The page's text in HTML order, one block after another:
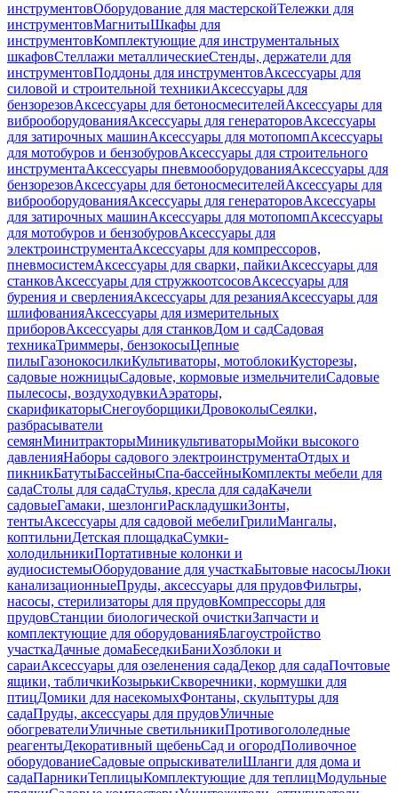
инструментовОборудование для мастерскойТележки для
инструментовМагнитыШкафы для
инструментовКомплектующие для инструментальных
шкафовСтеллажи металлическиеСтенды, держатели для
инструментовПоддоны для инструментовАксессуары для
силовой и строительной техникиАксессуары для
бензорезовАксессуары для бетоносмесителейАксессуары для
виброоборудованияАксессуары для генераторовАксессуары
для затирочных машинАксессуары для мотопомпАксессуары
для мотобуров и бензобуровАксессуары для строительного
инструментаАксессуары пневмооборудованияАксессуары для
бензорезовАксессуары для бетоносмесителейАксессуары для
виброоборудованияАксессуары для генераторовАксессуары
для затирочных машинАксессуары для мотопомпАксессуары
для мотобуров и бензобуровАксессуары для
электроинструментаАксессуары для компрессоров,
пневмосистемАксессуары для сварки, пайкиАксессуары для
станковАксессуары для стружкоотсосовАксессуары для
бурения и сверленияАксессуары для резанияАксессуары для
шлифованияАксессуары для измерительных
приборовАксессуары для станковДом и садСадовая
техникаТриммеры, бензокосыЦепные
пилыГазонокосилкиКультиваторы, мотоблокиКусторезы,
садовые ножницыСадовые, кормовые измельчителиСадовые
пылесосы, воздуходувкиАэраторы,
скарификаторыСнегоуборщикиДровоколыСеялки,
разбрасыватели
семянМинитракторыМиникультиваторыМойки высокого
давленияНаборы садового электроинструментаОтдых и
пикникБатутыБассейныСпа-бассейныКомплекты мебели для
садаСтолы для садаСтулья, кресла для садаКачели
садовыеГамаки, шезлонгиРаскладушкиЗонты,
тентыАксессуары для садовой мебелиГрилиМангалы,
коптильниДетская площадкаСумки-
холодильникиПортативные колонки и
аудиосистемыОборудование для участкаБытовые насосыЛюки
канализационныеПруды, аксессуары для прудовФильтры,
насосы, стерилизаторы для прудовКомпрессоры для
прудовСтанции биологической очисткиЗапчасти и
комплектующие для оборудованияБлагоустройство
участкаДачные домаБеседкиБаниХозблоки и
сараиАксессуары для озеленения садаДекор для садаПочтовые
ящики, табличкиКозырькиСкворечники, кормушки для
птицДомики для насекомыхФонтаны, скульптуры для
садаПруды, аксессуары для прудовУличные
обогревателиУличные светильникиПротивогололедные
реагентыДекоративный щебеньСад и огородПоливочное
оборудованиеСадовые опрыскивателиШланги для дома и
садаПарникиТеплицыКомплектующие для теплицМодульные